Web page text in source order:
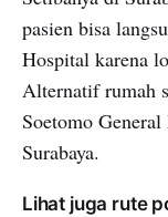
pasien bisa
Hospital karena
Alternatif rumah
Soetomo
Surabaya.
Lihat juga rute